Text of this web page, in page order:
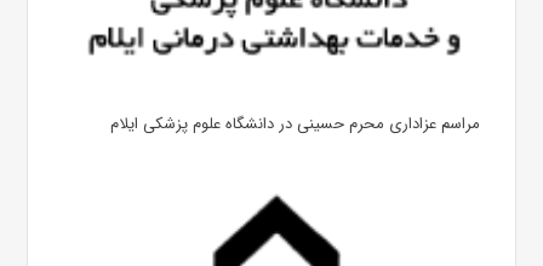
مراسم عزاداری محرم حسینی در دانشگاه علوم پزشکی ایلام